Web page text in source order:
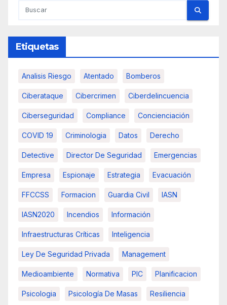
Etiquetas
Analisis Riesgo Atentado Bomberos
Ciberataque Cibercrimen Ciberdelincuencia
Ciberseguridad Compliance Concienciación
COVID 19 Criminologia Datos Derecho
Detective Director De Seguridad Emergencias
Empresa Espionaje Estrategia Evacuación
FFCCSS Formacion Guardia Civil IASN
IASN2020 Incendios Información
Infraestructuras Críticas Inteligencia
Ley De Seguridad Privada Management
Medioambiente Normativa PIC Planificacion
Psicologia Psicología De Masas Resiliencia